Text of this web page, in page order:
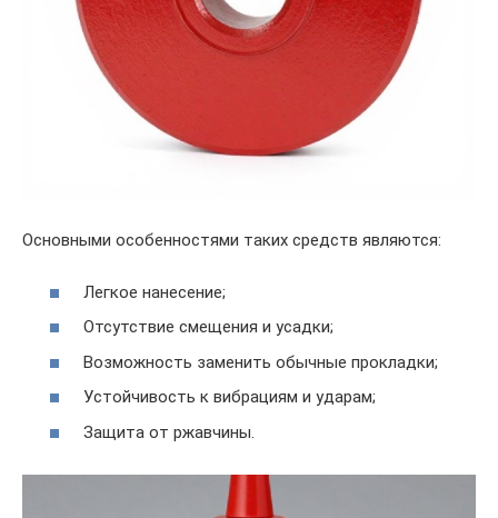
Основными особенностями таких средств являются:
Легкое нанесение;
Отсутствие смещения и усадки;
Возможность заменить обычные прокладки;
Устойчивость к вибрациям и ударам;
Защита от ржавчины.